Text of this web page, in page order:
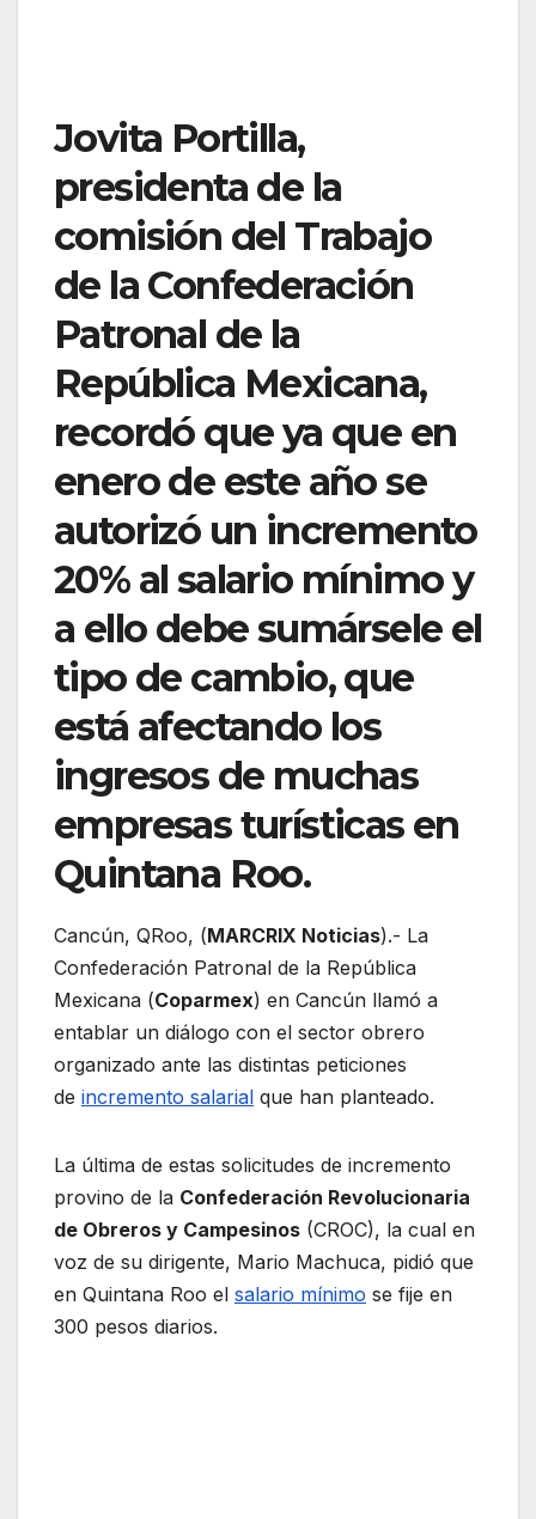
Jovita Portilla,
presidenta de la
comisión del Trabajo
de la Confederación
Patronal de la
República Mexicana,
recordó que ya que en
enero de este año se
autorizó un incremento
20% al salario mínimo y
a ello debe sumársele el
tipo de cambio, que
está afectando los
ingresos de muchas
empresas turísticas en
Quintana Roo.
Cancún, QRoo, (MARCRIX Noticias).- La
Confederación Patronal de la República
Mexicana (Coparmex) en Cancún llamó a
entablar un diálogo con el sector obrero
organizado ante las distintas peticiones
de incremento salarial que han planteado.
La última de estas solicitudes de incremento
provino de la Confederación Revolucionaria
de Obreros y Campesinos (CROC), la cual en
voz de su dirigente, Mario Machuca, pidió que
en Quintana Roo el salario mínimo se fije en
300 pesos diarios.